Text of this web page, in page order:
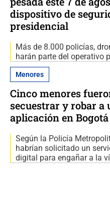
dispositivo de
presidencial
Más de 8.000 policías,
harán parte del operativo
Menores
Cinco menores
secuestrar y robar a
aplicación en Bogotá
Según la Policía
habrían solicitado un
digital para engañar a la